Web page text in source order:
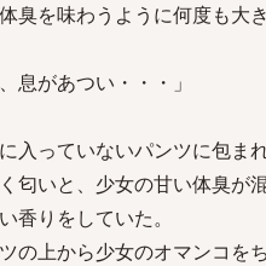
臭を味わうように何度も大
息があつい・・・」
入っていないパンツに包ま
匂いと、少女の甘い体臭が
香りをしていた。
の上から少女のオマンコを